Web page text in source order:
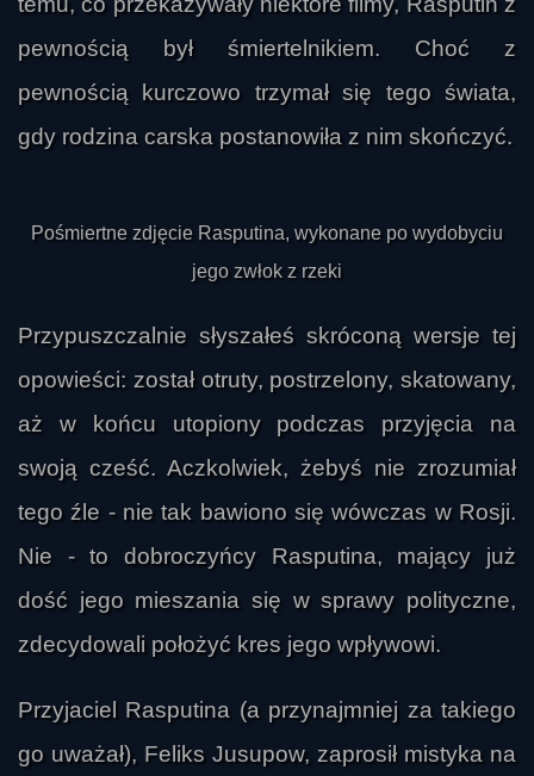
pewnością był śmiertelnikiem. Choć z
pewnością kurczowo trzymał się tego świata,
gdy rodzina carska postanowiła z nim skończyć.
Pośmiertne zdjęcie Rasputina, wykonane po wydobyciu
jego zwłok z rzeki
Przypuszczalnie słyszałeś skróconą wersje tej
opowieści: został otruty, postrzelony, skatowany,
aż w końcu utopiony podczas przyjęcia na
swoją cześć. Aczkolwiek, żebyś nie zrozumiał
tego źle - nie tak bawiono się wówczas w Rosji.
Nie - to dobroczyńcy Rasputina, mający już
dość jego mieszania się w sprawy polityczne,
zdecydowali położyć kres jego wpływowi.
Przyjaciel Rasputina (a przynajmniej za takiego
go uważał), Feliks Jusupow, zaprosił mistyka na